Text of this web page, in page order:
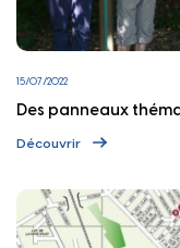
15/07/2022
Des panneaux
Découvrir